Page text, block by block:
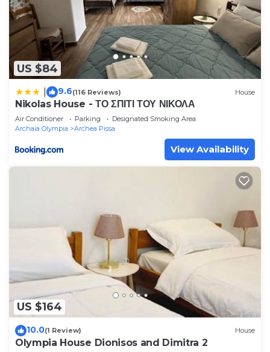
US $84
9.6(116 Reviews) House
Nikolas House - ΤΟ ΣΠΙΤΙ ΤΟΥ ΝΙΚΟΛΑ
Air Conditioner Parking
Designated Smoking Area
Archaia Olympia
Archea Pissa
View Availability
US $164
10.0(1 Review) House
Olympia House Dionisos and Dimitra 2